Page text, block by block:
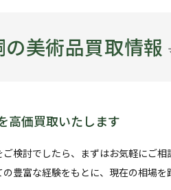
美術品買取情報
高価買取いたします
検討でしたら、まずはお気軽にご相
豊富な経験をもとに、現在の相場を